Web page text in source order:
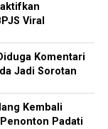
Viral
Komentari
Jadi Sorotan
Kembali
Padati